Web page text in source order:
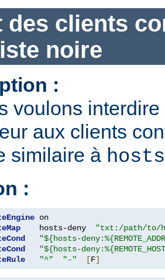
des clients
noire
:
voulons
aux clients
similaire à
:
    hosts-deny
"txt:/path/to/
"${hosts-
"${hosts-
"^" "-" [F]